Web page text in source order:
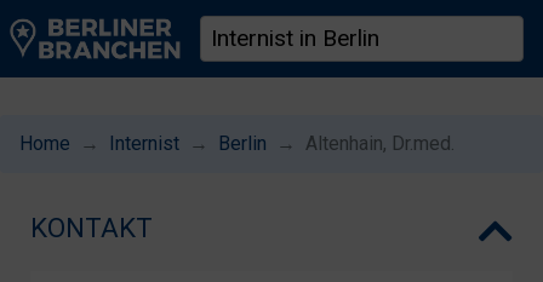
Home Internist Berlin Altenhain, Dr.med.
KONTAKT